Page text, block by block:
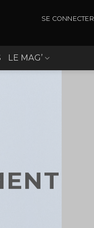
SE CONNECTER
LE MAG’